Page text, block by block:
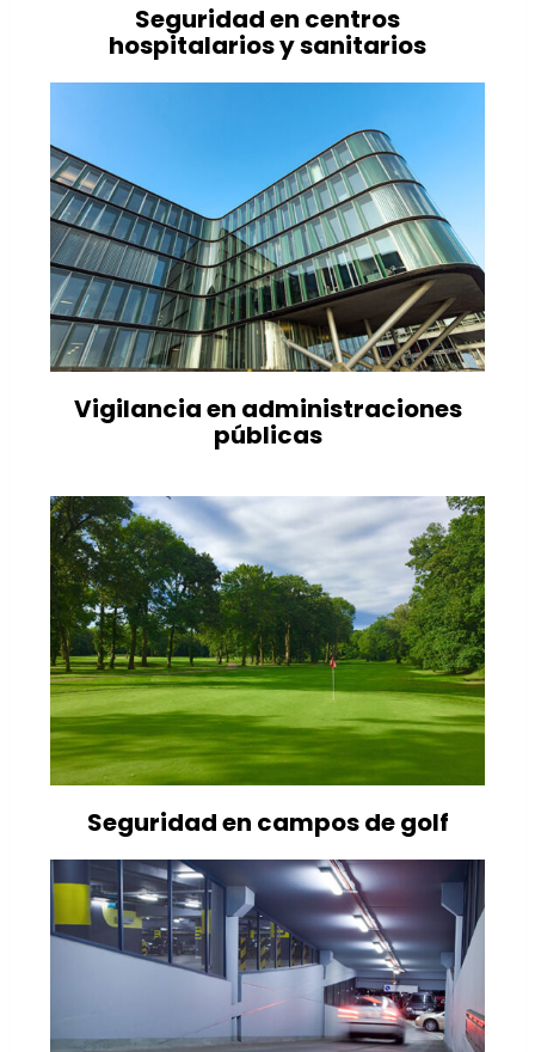
Seguridad en centros
hospitalarios y sanitarios
Vigilancia en administraciones
públicas
Seguridad en campos de golf